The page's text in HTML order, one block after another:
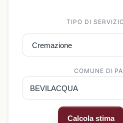
TIPO DI
COMUNE DI
Calcola stima